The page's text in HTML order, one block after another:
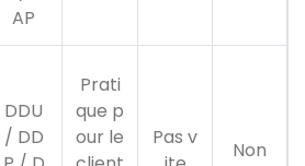
AP
DDU
/ DD
Prati
que p
our le
Pas v
Non